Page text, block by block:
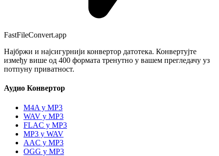
FastFileConvert.app
Најбржи и најсигурнији конвертор датотека. Конвертујте
између више од 400 формата тренутно у вашем прегледачу уз
потпуну приватност.
Аудио Конвертор
M4A у MP3
WAV у MP3
FLAC у MP3
MP3 у WAV
AAC у MP3
OGG у MP3